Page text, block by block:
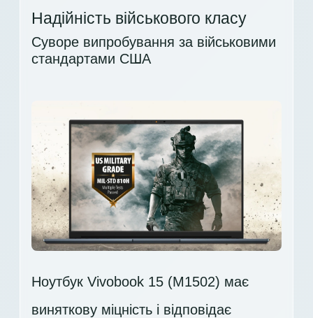
Надійність військового класу
Суворе випробування за військовими
стандартами США
Ноутбук Vivobook 15 (M1502) має
виняткову міцність і відповідає